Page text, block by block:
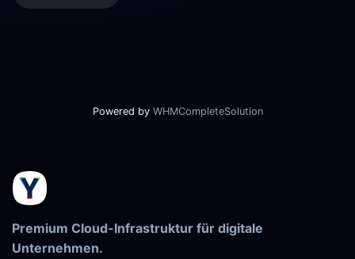
Powered by WHMCompleteSolution
Premium Cloud-Infrastruktur für digitale
Unternehmen.